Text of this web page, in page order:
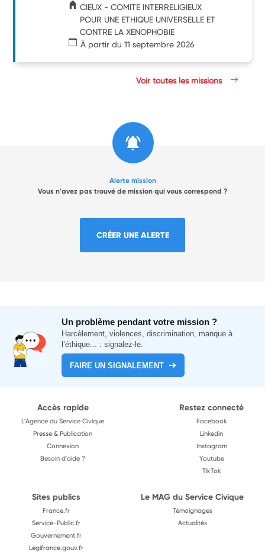
CIEUX - COMITE INTERRELIGIEUX
POUR UNE ETHIQUE UNIVERSELLE ET
CONTRE LA XENOPHOBIE
À partir du 11 septembre 2026
Voir toutes les missions
Alerte mission
Vous n'avez pas trouvé de mission qui vous correspond ?
CRÉER UNE ALERTE
Un problème pendant votre mission ?
Harcèlement, violences, discrimination, manque à
l’éthique... : signalez-le.
FAIRE UN SIGNALEMENT
Accès rapide
L'Agence du Service Civique
Presse & Publication
Connexion
Besoin d'aide ?
Restez connecté
Facebook
Linkedin
Instagram
Youtube
TikTok
Sites publics
France.fr
Service-Public.fr
Gouvernement.fr
Legifrance.gouv.fr
Le MAG du Service Civique
Témoignages
Actualités